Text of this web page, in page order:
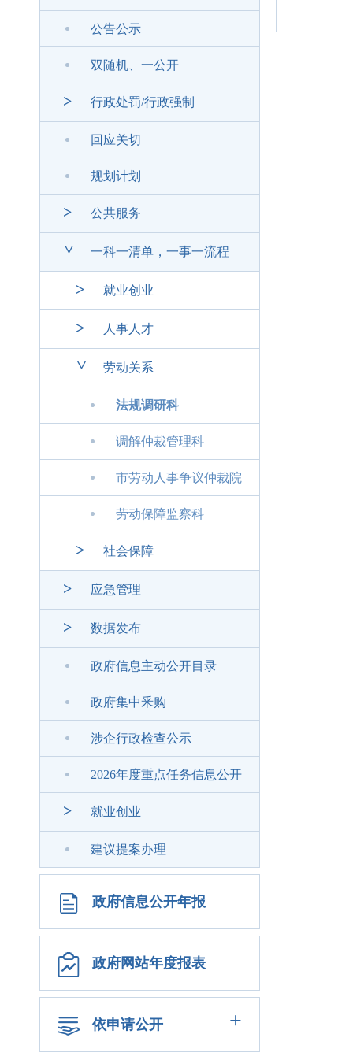
公告公示
双随机、一公开
> 行政处罚/行政强制
回应关切
规划计划
> 公共服务
> 一科一清单，一事一流程
> 就业创业
> 人事人才
> 劳动关系
法规调研科
调解仲裁管理科
市劳动人事争议仲裁院
劳动保障监察科
> 社会保障
> 应急管理
> 数据发布
政府信息主动公开目录
政府集中釆购
涉企行政检查公示
2026年度重点任务信息公开
> 就业创业
建议提案办理
政府信息公开年报
政府网站年度报表
依申请公开 +